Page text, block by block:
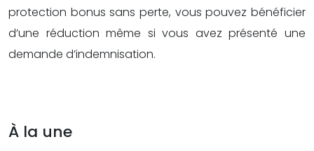
protection bonus sans perte, vous pouvez bénéficier
d’une réduction même si vous avez présenté une
demande d’indemnisation.
À la une